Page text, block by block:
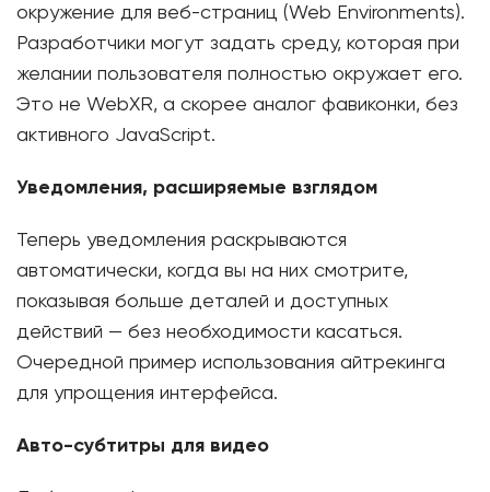
окружение для веб-страниц (Web Environments).
Разработчики могут задать среду, которая при
желании пользователя полностью окружает его.
Это не WebXR, а скорее аналог фавиконки, без
активного JavaScript.
Уведомления, расширяемые взглядом
Теперь уведомления раскрываются
автоматически, когда вы на них смотрите,
показывая больше деталей и доступных
действий — без необходимости касаться.
Очередной пример использования айтрекинга
для упрощения интерфейса.
Авто-субтитры для видео